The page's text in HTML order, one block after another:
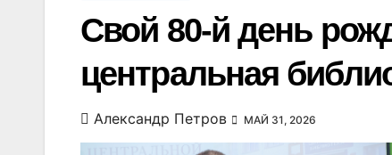
Свой 80-й день
центральная
Александр Петров МАЙ 31, 2026